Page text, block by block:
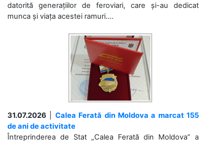
datorită generațiilor de feroviari, care și-au dedicat
munca și viața acestei ramuri....
31.07.2026
Calea Ferată din Moldova a marcat 155
de ani de activitate
Întreprinderea de Stat „Calea Ferată din Moldova” a